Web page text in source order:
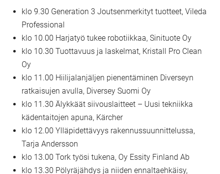
klo 9.30 Generation 3 Joutsenmerkityt tuotteet, Vileda
Professional
klo 10.00 Harjatyö tukee robotiikkaa, Sinituote Oy
klo 10.30 Tuottavuus ja laskelmat, Kristall Pro Clean
Oy
klo 11.00 Hiilijalanjäljen pienentäminen Diverseyn
ratkaisujen avulla, Diversey Suomi Oy
klo 11.30 Älykkäät siivouslaitteet – Uusi tekniikka
kädentaitojen apuna, Kärcher
klo 12.00 Ylläpidettävyys rakennussuunnittelussa,
Tarja Andersson
klo 13.00 Tork työsi tukena, Oy Essity Finland Ab
klo 13.30 Pölyräjähdys ja niiden ennaltaehkäisy,